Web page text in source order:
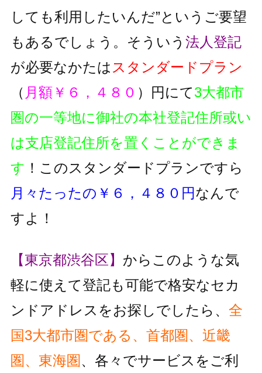
しても利用したいんだ”というご要望
もあるでしょう。そういう 法人登記
が必要なかたは スタンダードプラン
（ 月額￥６，４８０ ）円にて3大都市
圏の一等地に御社の本社登記住所或い
は支店登記住所を置くことができま
す ！このスタンダードプランですら
月々たったの￥６，４８０円なんで
すよ！
【東京都渋谷区】 からこのような気
軽に使えて登記も可能で格安なセカ
ンドアドレスをお探しでしたら、 全
国3大都市圏である、首都圏、近畿
圏、東海圏、各々でサービスをご利